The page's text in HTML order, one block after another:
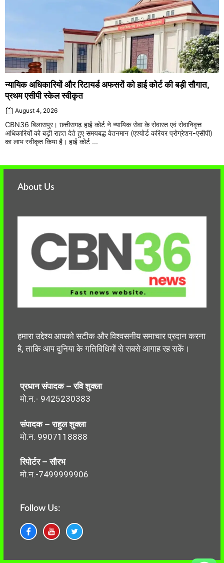
न्यायिक अधिकारियों और रिटायर्ड अफसरों को हाई कोर्ट की बड़ी सौगात,
प्रथम एसीपी स्केल स्वीकृत
August 4, 2026
CBN36 बिलासपुर। छत्तीसगढ़ हाई कोर्ट ने न्यायिक सेवा के सेवारत एवं सेवानिवृत्त
अधिकारियों को बड़ी राहत देते हुए समयबद्ध वेतनमान (एश्योर्ड करियर प्रोग्रेशन-एसीपी)
का लाभ स्वीकृत किया है। हाई कोर्ट ...
About Us
हमारा उद्देश्य आपको सटीक और विश्वसनीय समाचार प्रदान करना
है, ताकि आप दुनिया के गतिविधियों से सबसे आगाह रह सकें।
प्रधान संपादक – रवि शुक्ला
मो.न.- 9425230383
संपादक – राहुल शुक्ला
मो.न. 9907118888
रिपोर्टर – सौरभ
मो.न.-7499999906
Follow Us: